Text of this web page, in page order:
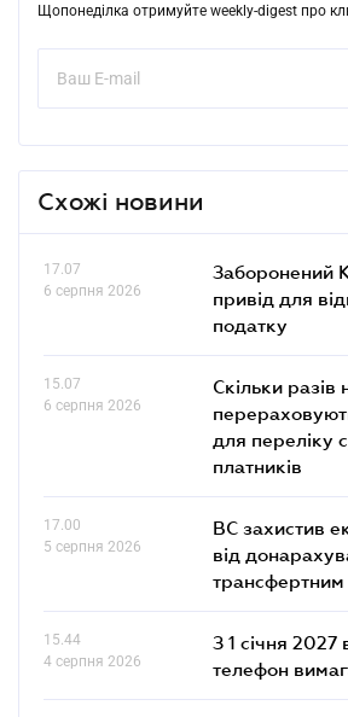
Щопонеділка отримуйте weekly-digest про
Схожі новини
17.07
6 серпня 2026
Заборонений
привід для
податку
15.07
6 серпня 2026
Скільки разів
для переліку
платників
17.00
5 серпня 2026
ВС захистив
від
трансфертним
15.44
4 серпня 2026
З 1 січня 2027
телефон